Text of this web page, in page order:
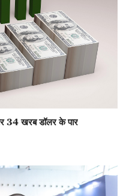
34 खरब डॉलर के पार